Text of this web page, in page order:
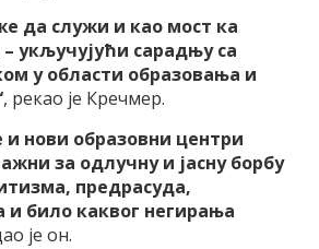
да служи и као мост ка
укључујући сарадњу са
у области образовања и
, рекао је Кречмер.
нови образовни центри
за одлучну и јасну борбу
предрасуда,
било каквог негирања
је он.